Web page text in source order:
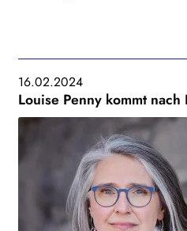
16.02.2024
Louise Penny kommt